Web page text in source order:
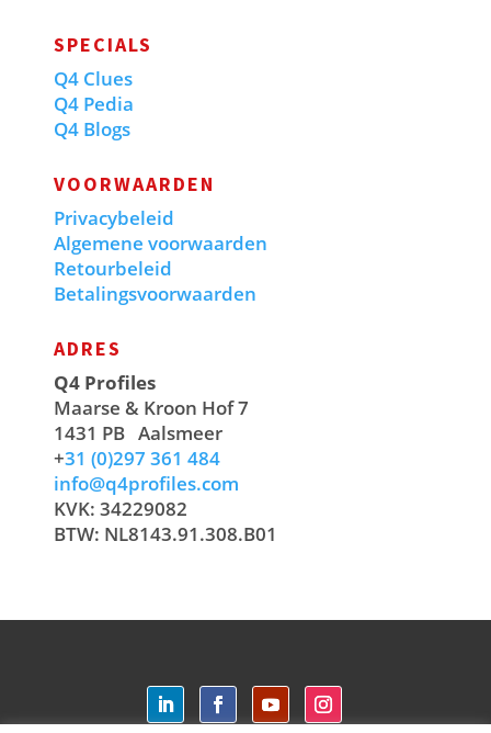
SPECIALS
Q4 Clues
Q4 Pedia
Q4 Blogs
VOORWAARDEN
Privacybeleid
Algemene voorwaarden
Retourbeleid
Betalingsvoorwaarden
ADRES
Q4 Profiles
Maarse & Kroon Hof 7
1431 PB Aalsmeer
+31 (0)297 361 484
info@q4profiles.com
KVK: 34229082
BTW: NL8143.91.308.B01